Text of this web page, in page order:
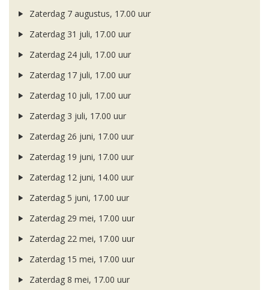
Zaterdag 7 augustus, 17.00 uur
Zaterdag 31 juli, 17.00 uur
Zaterdag 24 juli, 17.00 uur
Zaterdag 17 juli, 17.00 uur
Zaterdag 10 juli, 17.00 uur
Zaterdag 3 juli, 17.00 uur
Zaterdag 26 juni, 17.00 uur
Zaterdag 19 juni, 17.00 uur
Zaterdag 12 juni, 14.00 uur
Zaterdag 5 juni, 17.00 uur
Zaterdag 29 mei, 17.00 uur
Zaterdag 22 mei, 17.00 uur
Zaterdag 15 mei, 17.00 uur
Zaterdag 8 mei, 17.00 uur